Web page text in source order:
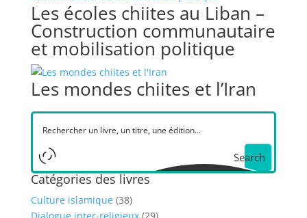
Les écoles chiites au Liban –
Construction communautaire
et mobilisation politique
Les mondes chiites et l’Iran
Search
Catégories des livres
Culture islamique (38)